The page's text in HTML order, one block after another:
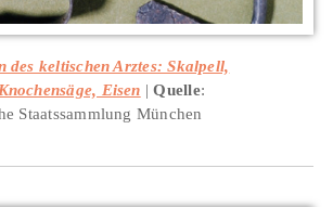
des keltischen Arztes: Skalpell,
Eisen
Quelle:
Staatssammlung München